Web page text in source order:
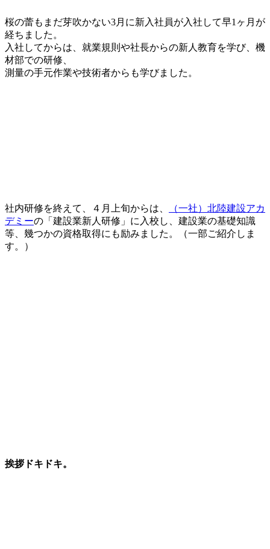
桜の蕾もまだ芽吹かない3月に新入社員が入社して早1ヶ月が
経ちました。
入社してからは、就業規則や社長からの新人教育を学び、機
材部での研修、
測量の手元作業や技術者からも学びました。
社内研修を終えて、４月上旬からは、
（一社）北陸建設アカ
デミーの「建設業新人研修」に入校し、建設業の基礎知識
等、幾つかの資格取得にも励みました。（一部ご紹介しま
す。）
挨拶ドキドキ。